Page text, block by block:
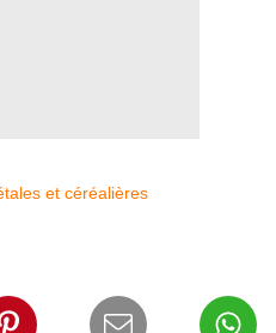
et céréalières